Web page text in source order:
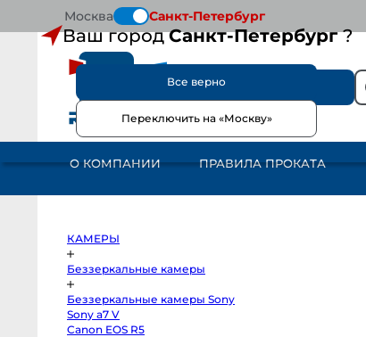
Москва Санкт-Петербург
Ваш городСанкт-Петербург?
Все верно
Переключить на «Москву»
КАМЕРЫ
Беззеркальные
Беззеркальные
Sony
Leica
Q2
PowerShot
О КОМПАНИИ ПРАВИЛА ПРОКАТА
КАМЕРЫ
Беззеркальные камеры
Беззеркальные камеры Sony
Sony a7 V
Canon EOS R5